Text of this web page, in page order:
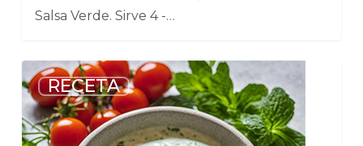
Salsa Verde. Sirve 4 -…
RECETA
6